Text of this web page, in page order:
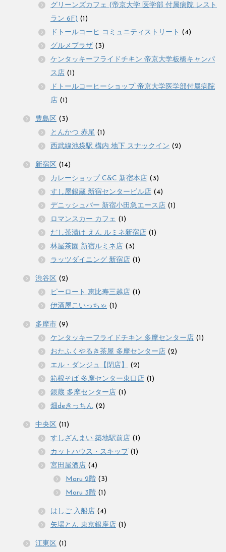
グリーンズカフェ (帝京大学 医学部 付属病院 レスト
ラン 6F) (1)
ドトールコーヒ コミュニティストリート (4)
グルメプラザ (3)
ケンタッキーフライドチキン 帝京大学板橋キャンパ
ス店 (1)
ドトールコーヒーショップ 帝京大学医学部付属病院
店 (1)
豊島区 (3)
とんかつ 赤尾 (1)
西武線池袋駅 構内 地下 スナックイン (2)
新宿区 (14)
カレーショップ C&C 新宿本店 (3)
すし屋銀蔵 新宿センタービル店 (4)
デニッシュバー 新宿小田急エース店 (1)
ロマンスカー カフェ (1)
だし茶漬け えん ルミネ新宿店 (1)
林屋茶園 新宿ルミネ店 (3)
ラッツダイニング 新宿店 (1)
渋谷区 (2)
ピーロート 恵比寿三越店 (1)
伊酒屋こいっちゃ (1)
多摩市 (9)
ケンタッキーフライドチキン 多摩センター店 (1)
おたふくやるき茶屋 多摩センター店 (2)
エル・ダンジュ【閉店】
(2)
箱根そば 多摩センター東口店 (1)
銀蔵 多摩センター店 (1)
畑deきっちん (2)
中央区 (11)
すしざんまい 築地駅前店 (1)
カットハウス・スキップ (1)
宮田屋酒店 (4)
Maru 2階 (3)
Maru 3階 (1)
はしご 入船店 (4)
矢場とん 東京銀座店 (1)
江東区 (1)